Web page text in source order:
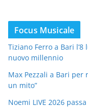
Focus Musicale
Tiziano Ferro a Bari
nuovo millennio
Max Pezzali a Bari per
un mito”
Noemi LIVE 2026